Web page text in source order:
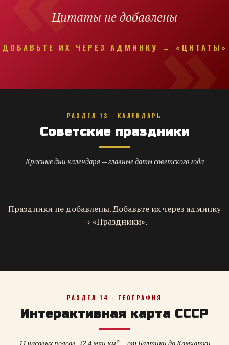
Цитаты не добавлены
ДОБАВЬТЕ ИХ ЧЕРЕЗ АДМИНКУ → «ЦИТАТЫ»
РАЗДЕЛ 13 · КАЛЕНДАРЬ
Советские праздники
Красные дни календаря — главные даты советского года
Праздники не добавлены. Добавьте их через админку
→ «Праздники».
РАЗДЕЛ 14 · ГЕОГРАФИЯ
Интерактивная карта СССР